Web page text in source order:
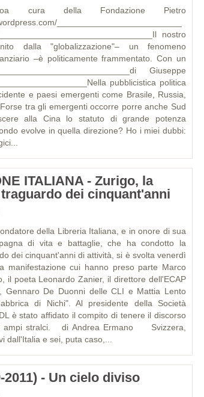
cura della Fondazione Pietro
__________________________
nostro
dalla "globalizzazione"– un fenomeno
–è politicamente frammentato. Con un
Giuseppe
pubblicistica politica
e paesi emergenti come Brasile, Russia,
tra gli emergenti occorre porre anche Sud
alla Cina lo statuto di grande potenza
evolve in quella direzione? Ho i miei dubbi:
ITALIANA - Zurigo, la
dei cinquant'anni
della Libreria Italiana, e in onore di sua
di vita e battaglie, che ha condotto la
dei cinquant'anni di attività, si è svolta venerdì
manifestazione cui hanno preso parte Marco
il poeta Leonardo Zanier, il direttore dell'ECAP
Gennaro De Duonni delle CLI e Mattia Lento
di Nichi". Al presidente della Società
è stato affidato il compito di tenere il discorso
ampi stralci. di Andrea Ermano Svizzera,
dall'Italia e sei, puta caso,...
- Un cielo diviso